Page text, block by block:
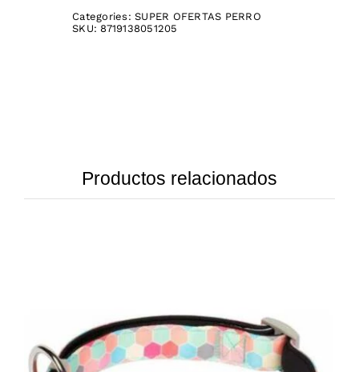
Categories:SUPER OFERTAS PERRO
SKU: 8719138051205
Productos relacionados